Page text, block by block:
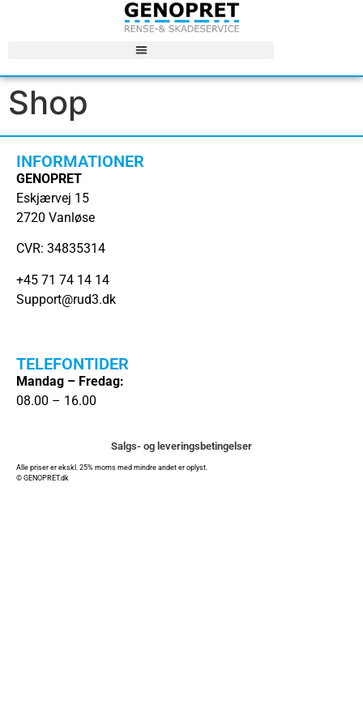
Shop
INFORMATIONER
GENOPRET
Eskjærvej 15
2720 Vanløse
CVR: 34835314
+45 71 74 14 14
Support@rud3.dk
TELEFONTIDER
Mandag – Fredag:
08.00 – 16.00
Salgs- og leveringsbetingelser
Alle priser er ekskl. 25% moms med mindre andet er oplyst.
© GENOPRET.dk